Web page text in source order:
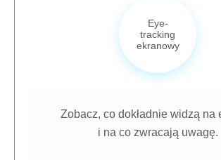
Eye-
tracking
ekranowy
Zobacz, co dokładnie widzą na
i na co zwracają uwagę.